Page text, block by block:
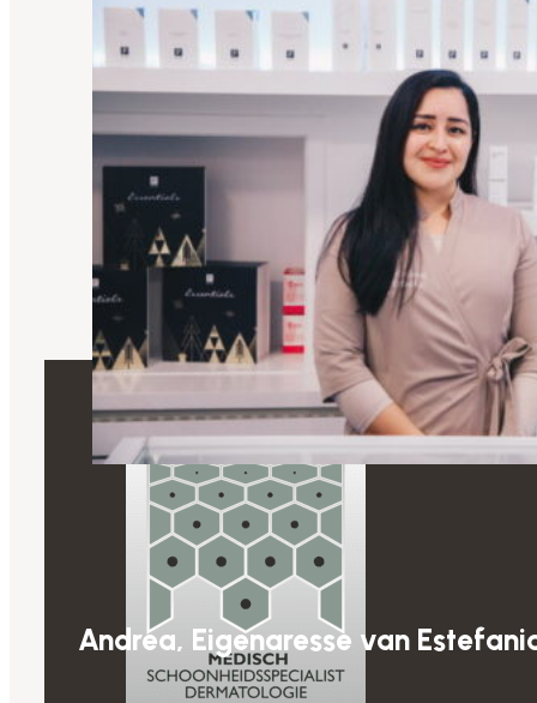
Andrea, Eigenaresse van